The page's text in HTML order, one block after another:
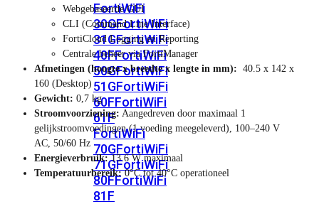
FortiWiFi
30GFortiWiFi
31GFortiWiFi
40FFortiWiFi
50GFortiWiFi
51GFortiWiFi
60FFortiWiFi
61F
FortiWiFi
70GFortiWiFi
71GFortiWiFi
80FFortiWiFi
81F
Webgebaseerde GUI
CLI (Command Line Interface)
FortiCloud Logging en Reporting
Centrale beheer via FortiManager
Afmetingen (hoogte x breedte x lengte in mm): 40.5 x 142 x
160 (Desktop)
Gewicht: 0,7 kg
Stroomvoorziening: Aangedreven door maximaal 1
gelijkstroomvoedingen (1 voeding meegeleverd), 100–240 V
AC, 50/60 Hz
Energieverbruik:13.6 W maximaal
Temperatuurbereik:0°C tot 40°C operationeel